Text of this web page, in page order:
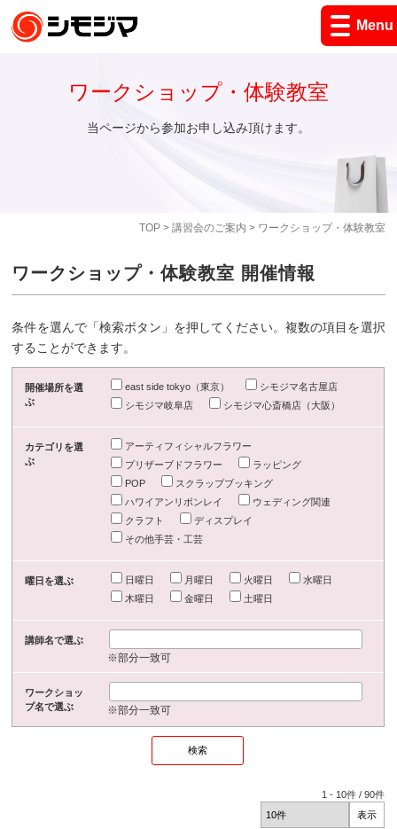
Menu
TOP> 講習会のご案内 > ワークショップ・体験教室
ワークショップ・体験教室
当ページから参加お申し込み頂けます。
ワークショップ・体験教室 開催情報
条件を選んで「検索ボタン」を押してください。複数の項目を選択
することができます。
開催場所を選
ぶ
east side tokyo（東京）
シモジマ名古屋店
シモジマ岐阜店
シモジマ心斎橋店（大阪）
カテゴリを選
ぶ
アーティフィシャルフラワー
プリザーブドフラワー
ラッピング
POP
スクラップブッキング
ハワイアンリボンレイ
ウェディング関連
クラフト
ディスプレイ
その他手芸・工芸
曜日を選ぶ 日曜日 月曜日 火曜日
水曜日
木曜日
金曜日 土曜日
講師名で選ぶ
※部分一致可
ワークショッ
プ名で選ぶ
※部分一致可
1 - 10件 /90件